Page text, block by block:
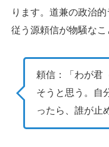
ります。道兼の政治
従う源頼信が物騒なこ
頼信：「わが君
そうと思う。自
ったら、誰が止